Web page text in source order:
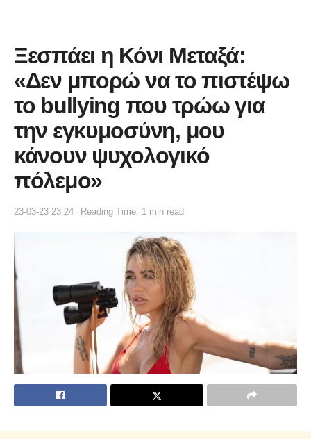
Ξεσπάει η Κόνι Μεταξά:
«Δεν μπορώ να το πιστέψω
το bullying που τρώω για
την εγκυμοσύνη, μου
κάνουν ψυχολογικό
πόλεμο»
23-03-23 23:24 Reading Time: 1 min read